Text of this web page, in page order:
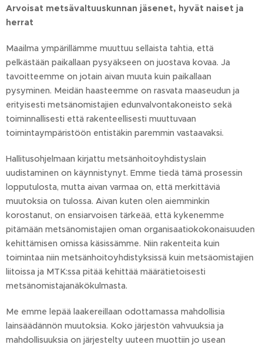
Arvoisat metsävaltuuskunnan jäsenet, hyvät naiset ja
herrat
Maailma ympärillämme muuttuu sellaista tahtia, että
pelkästään paikallaan pysyäkseen on juostava kovaa. Ja
tavoitteemme on jotain aivan muuta kuin paikallaan
pysyminen. Meidän haasteemme on rasvata maaseudun ja
erityisesti metsänomistajien edunvalvontakoneisto sekä
toiminnallisesti että rakenteellisesti muuttuvaan
toimintaympäristöön entistäkin paremmin vastaavaksi.
Hallitusohjelmaan kirjattu metsänhoitoyhdistyslain
uudistaminen on käynnistynyt. Emme tiedä tämä prosessin
lopputulosta, mutta aivan varmaa on, että merkittäviä
muutoksia on tulossa. Aivan kuten olen aiemminkin
korostanut, on ensiarvoisen tärkeää, että kykenemme
pitämään metsänomistajien oman organisaatiokokonaisuuden
kehittämisen omissa käsissämme. Niin rakenteita kuin
toimintaa niin metsänhoitoyhdistyksissä kuin metsäomistajien
liitoissa ja MTK:ssa pitää kehittää määrätietoisesti
metsänomistajanäkökulmasta.
Me emme lepää laakereillaan odottamassa mahdollisia
lainsäädännön muutoksia. Koko järjestön vahvuuksia ja
mahdollisuuksia on järjestelty uuteen muottiin jo usean